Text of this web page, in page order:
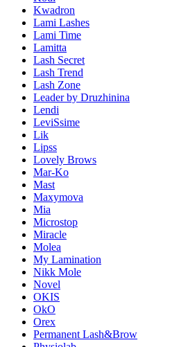
Kwadron
Lami Lashes
Lami Time
Lamitta
Lash Secret
Lash Trend
Lash Zone
Leader by Druzhinina
Lendi
LeviSsime
Lik
Lipss
Lovely Brows
Mar-Ko
Mast
Maxymova
Mia
Microstop
Miracle
Molea
My Lamination
Nikk Mole
Novel
OKIS
OkO
Orex
Permanent Lash&Brow